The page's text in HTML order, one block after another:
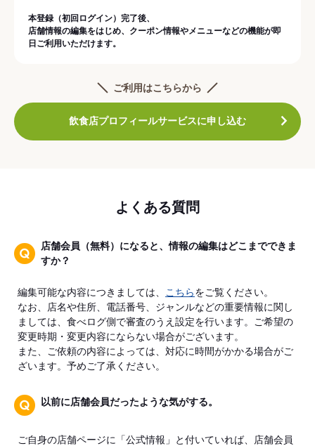
本登録（初回ログイン）完了後、
店舗情報の編集をはじめ、クーポン情報やメニューなどの機能が即
日ご利用いただけます。
ご利用はこちらから
飲食店プロフィールサービスに申し込む
よくある質問
店舗会員（無料）になると、情報の編集はどこまでできま
すか？
編集可能な内容につきましては、 こちらをご覧ください。
なお、店名や住所、電話番号、ジャンルなどの重要情報に関し
ましては、食べログ側で審査のうえ設定を行います。ご希望の
変更時期・変更内容にならない場合がございます。
また、ご依頼の内容によっては、対応に時間がかかる場合がご
ざいます。予めご了承ください。
以前に店舗会員だったような気がする。
ご自身の店舗ページに「公式情報」と付いていれば、店舗会員